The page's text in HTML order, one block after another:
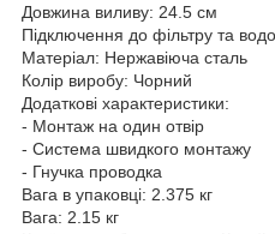
Довжина виливу: 24.5 см
Підключення до фільтру та
Матеріал: Нержавіюча сталь
Колір виробу: Чорний
Додаткові характеристики:
- Монтаж на один отвір
- Система швидкого монтажу
- Гнучка проводка
Вага в упаковці: 2.375 кг
Вага: 2.15 кг